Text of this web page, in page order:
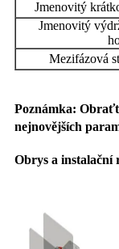
Jmenovitý
Jmenovitý
Mezifázová
Poznámka:
nejnovějších
Obrys a instalační